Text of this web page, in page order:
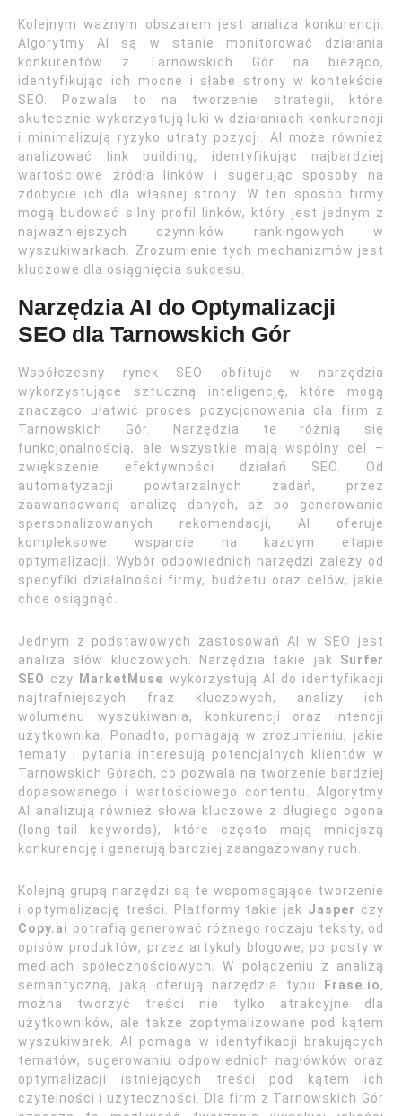
Kolejnym ważnym obszarem jest analiza konkurencji.
Algorytmy AI są w stanie monitorować działania
konkurentów z Tarnowskich Gór na bieżąco,
identyfikując ich mocne i słabe strony w kontekście
SEO. Pozwala to na tworzenie strategii, które
skutecznie wykorzystują luki w działaniach konkurencji
i minimalizują ryzyko utraty pozycji. AI może również
analizować link building, identyfikując najbardziej
wartościowe źródła linków i sugerując sposoby na
zdobycie ich dla własnej strony. W ten sposób firmy
mogą budować silny profil linków, który jest jednym z
najważniejszych czynników rankingowych w
wyszukiwarkach. Zrozumienie tych mechanizmów jest
kluczowe dla osiągnięcia sukcesu.
Narzędzia AI do Optymalizacji
SEO dla Tarnowskich Gór
Współczesny rynek SEO obfituje w narzędzia
wykorzystujące sztuczną inteligencję, które mogą
znacząco ułatwić proces pozycjonowania dla firm z
Tarnowskich Gór. Narzędzia te różnią się
funkcjonalnością, ale wszystkie mają wspólny cel –
zwiększenie efektywności działań SEO. Od
automatyzacji powtarzalnych zadań, przez
zaawansowaną analizę danych, aż po generowanie
spersonalizowanych rekomendacji, AI oferuje
kompleksowe wsparcie na każdym etapie
optymalizacji. Wybór odpowiednich narzędzi zależy od
specyfiki działalności firmy, budżetu oraz celów, jakie
chce osiągnąć.
Jednym z podstawowych zastosowań AI w SEO jest
analiza słów kluczowych. Narzędzia takie jak Surfer
SEO czy MarketMuse wykorzystują AI do identyfikacji
najtrafniejszych fraz kluczowych, analizy ich
wolumenu wyszukiwania, konkurencji oraz intencji
użytkownika. Ponadto, pomagają w zrozumieniu, jakie
tematy i pytania interesują potencjalnych klientów w
Tarnowskich Górach, co pozwala na tworzenie bardziej
dopasowanego i wartościowego contentu. Algorytmy
AI analizują również słowa kluczowe z długiego ogona
(long-tail keywords), które często mają mniejszą
konkurencję i generują bardziej zaangażowany ruch.
Kolejną grupą narzędzi są te wspomagające tworzenie
i optymalizację treści. Platformy takie jak Jasper czy
Copy.ai potrafią generować różnego rodzaju teksty, od
opisów produktów, przez artykuły blogowe, po posty w
mediach społecznościowych. W połączeniu z analizą
semantyczną, jaką oferują narzędzia typu
Frase.io,
można tworzyć treści nie tylko atrakcyjne dla
użytkowników, ale także zoptymalizowane pod kątem
wyszukiwarek. AI pomaga w identyfikacji brakujących
tematów, sugerowaniu odpowiednich nagłówków oraz
optymalizacji istniejących treści pod kątem ich
czytelności i użyteczności. Dla firm z Tarnowskich Gór